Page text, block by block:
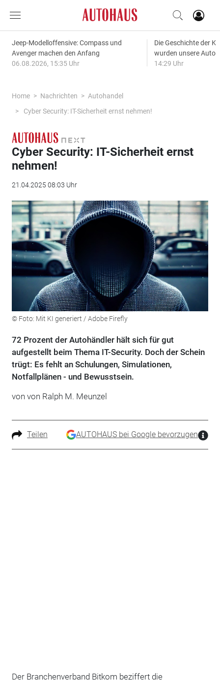
Jeep-Modelloffensive: Compass und
Avenger machen den Anfang
06.08.2026, 15:35 Uhr
Die Geschichte der
wurden unsere
14:29 Uhr
Home Nachrichten
Autohandel
Cyber Security: IT-Sicherheit ernst nehmen!
Cyber Security: IT-Sicherheit ernst
nehmen!
21.04.2025 08:03 Uhr
© Foto: Mit KI generiert / Adobe Firefly
72 Prozent der Autohändler hält sich für gut
aufgestellt beim Thema IT-Security. Doch der Schein
trügt: Es fehlt an Schulungen, Simulationen,
Notfallplänen - und Bewusstsein.
von von Ralph M. Meunzel
Teilen AUTOHAUS bei Google bevorzugen
Der Branchenverband Bitkom beziffert die